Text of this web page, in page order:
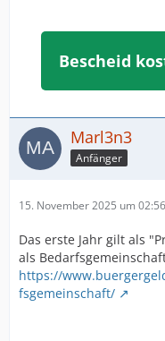
Bescheid
Marl3n3
Anfänger
15. November 2025 um 02:56
Das erste Jahr gilt als
als
https://
fsgemeinschaft/